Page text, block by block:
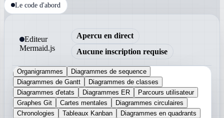
Le code d'abord
Editeur
Mermaid.js
Apercu en direct
Aucune inscription requise
Organigrammes
Diagrammes de sequence
Diagrammes de Gantt
Diagrammes de classes
Diagrammes d'etats
Diagrammes ER
Parcours utilisateur
Graphes Git
Cartes mentales
Diagrammes circulaires
Chronologies
Tableaux Kanban
Diagrammes en quadrants